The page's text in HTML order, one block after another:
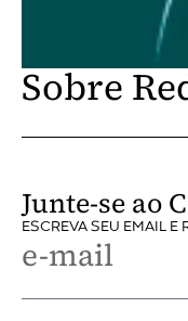
Sobre
Junte-se ao
ESCREVA SEU EMAIL E
e-mail